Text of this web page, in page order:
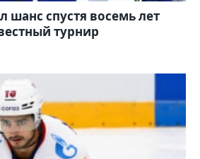
шанс спустя восемь лет
турнир